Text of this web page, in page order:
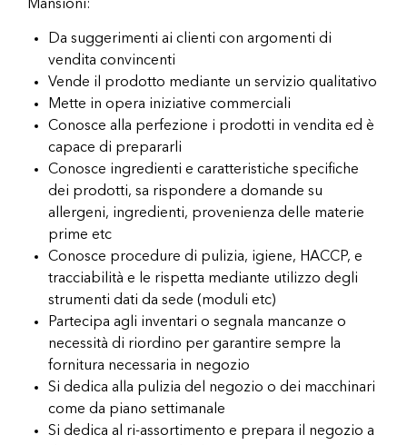
Mansioni:
Da suggerimenti ai clienti con argomenti di
vendita convincenti
Vende il prodotto mediante un servizio qualitativo
Mette in opera iniziative commerciali
Conosce alla perfezione i prodotti in vendita ed è
capace di prepararli
Conosce ingredienti e caratteristiche specifiche
dei prodotti, sa rispondere a domande su
allergeni, ingredienti, provenienza delle materie
prime etc
Conosce procedure di pulizia, igiene, HACCP, e
tracciabilità e le rispetta mediante utilizzo degli
strumenti dati da sede (moduli etc)
Partecipa agli inventari o segnala mancanze o
necessità di riordino per garantire sempre la
fornitura necessaria in negozio
Si dedica alla pulizia del negozio o dei macchinari
come da piano settimanale
Si dedica al ri-assortimento e prepara il negozio a